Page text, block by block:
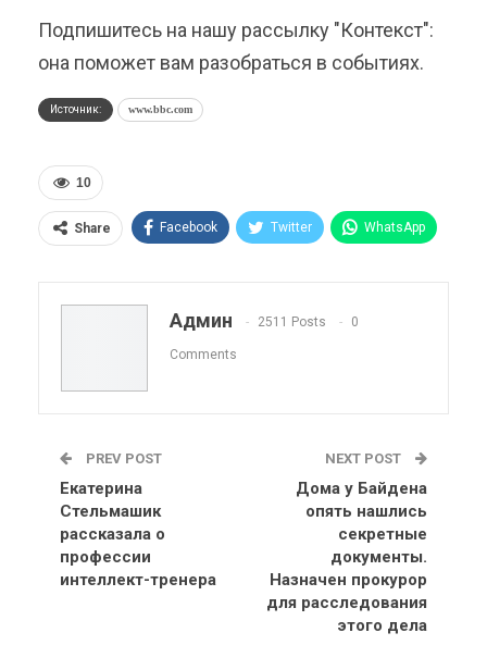
Подпишитесь на нашу рассылку "Контекст":
она поможет вам разобраться в событиях.
Источник: www.bbc.com
10
Share Facebook Twitter WhatsApp
Telegram
Linkedin
Админ 2511 Posts 0
Comments
PREV POST
Екатерина
Стельмашик
рассказала о
профессии
интеллект-тренера
NEXT POST
Дома у Байдена
опять нашлись
секретные
документы.
Назначен прокурор
для расследования
этого дела